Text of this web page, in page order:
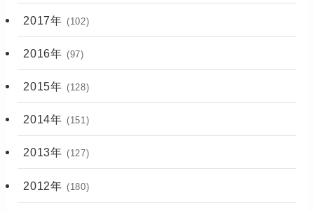
2017年 (102)
2016年 (97)
2015年 (128)
2014年 (151)
2013年 (127)
2012年 (180)